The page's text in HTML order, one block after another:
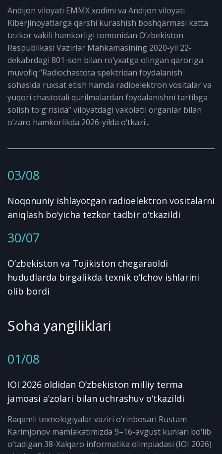
Andijon viloyati EMMX xodimi va Andijon viloyati
Kiberjinoyatlarga qarshi kurashish boshqarmasi katta
tezkor vakili hamkorligi tomonidan O‘zbekiston
Respublikasi Vazirlar Mahkamasining 2020-yil 22-
dekabrdagi 801-son bilan ro‘yxatga olingan qaroriga
muvofiq “Radiochastota spektridan foydalanish
sohasida ruxsat etish hamda radioelektron vositalar va
yuqori chastotali qurilmalardan foydalanishni tartibga
solish toʻgʻrisida” viloyatdagi vakolatli organlar bilan
o‘zaro hamkorlikda 2026-yilda o‘tkazi...
03/08
Noqonuniy ishlayotgan radioelektron vositalarni
aniqlash bo‘yicha tezkor tadbir o‘tkazildi
30/07
O‘zbekiston va Tojikiston chegaraoldi
hududlarda birgalikda texnik o‘lchov ishlarini
olib bordi
Soha yangiliklari
01/08
IOI 2026 oldidan O‘zbekiston milliy terma
jamoasi a’zolari bilan uchrashuv o‘tkazildi
Raqamli texnologiyalar vaziri o‘rinbosari Rustam
Karimjonov mamlakatimizda 9–16-avgust kunlari bo‘lib
o‘tadigan 38-Xalqaro informatika olimpiadasi (IOI 2026)